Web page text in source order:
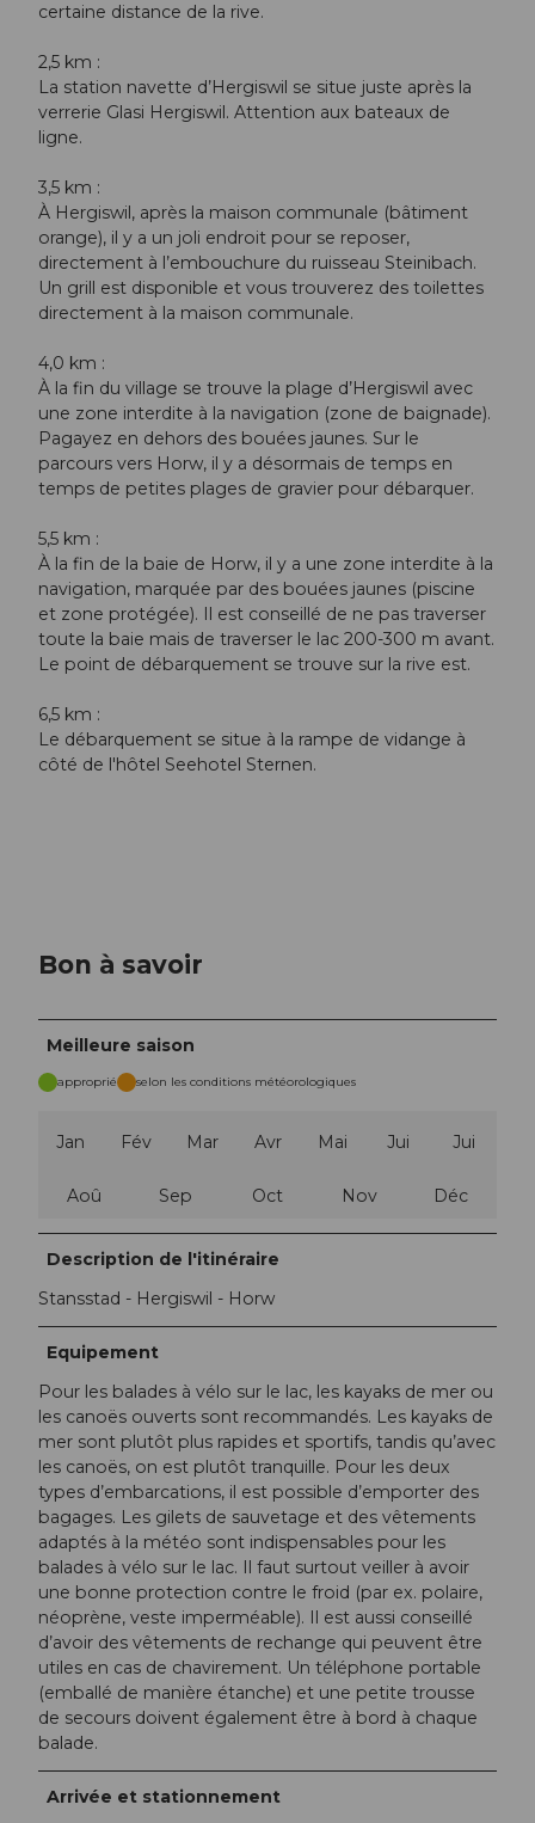
certaine distance de la rive.
2,5 km :
La station navette d’Hergiswil se situe juste après la
verrerie Glasi Hergiswil. Attention aux bateaux de
ligne.
3,5 km :
À Hergiswil, après la maison communale (bâtiment
orange), il y a un joli endroit pour se reposer,
directement à l’embouchure du ruisseau Steinibach.
Un grill est disponible et vous trouverez des toilettes
directement à la maison communale.
4,0 km :
À la fin du village se trouve la plage d’Hergiswil avec
une zone interdite à la navigation (zone de baignade).
Pagayez en dehors des bouées jaunes. Sur le
parcours vers Horw, il y a désormais de temps en
temps de petites plages de gravier pour débarquer.
5,5 km :
À la fin de la baie de Horw, il y a une zone interdite à la
navigation, marquée par des bouées jaunes (piscine
et zone protégée). Il est conseillé de ne pas traverser
toute la baie mais de traverser le lac 200-300 m avant.
Le point de débarquement se trouve sur la rive est.
6,5 km :
Le débarquement se situe à la rampe de vidange à
côté de l'hôtel Seehotel Sternen.
Bon à savoir
Meilleure saison
approprié selon les conditions météorologiques
Jan Fév Mar Avr Mai Jui Jui
Aoû Sep Oct Nov Déc
Description de l'itinéraire
Stansstad - Hergiswil - Horw
Equipement
Pour les balades à vélo sur le lac, les kayaks de mer ou
les canoës ouverts sont recommandés. Les kayaks de
mer sont plutôt plus rapides et sportifs, tandis qu’avec
les canoës, on est plutôt tranquille. Pour les deux
types d’embarcations, il est possible d’emporter des
bagages. Les gilets de sauvetage et des vêtements
adaptés à la météo sont indispensables pour les
balades à vélo sur le lac. Il faut surtout veiller à avoir
une bonne protection contre le froid (par ex. polaire,
néoprène, veste imperméable). Il est aussi conseillé
d’avoir des vêtements de rechange qui peuvent être
utiles en cas de chavirement. Un téléphone portable
(emballé de manière étanche) et une petite trousse
de secours doivent également être à bord à chaque
balade.
Arrivée et stationnement